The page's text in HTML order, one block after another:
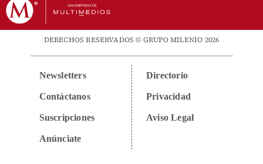
DERECHOS RESERVADOS © GRUPO MILENIO 2026
Newsletters
Contáctanos
Suscripciones
Anúnciate
Directorio
Privacidad
Aviso Legal